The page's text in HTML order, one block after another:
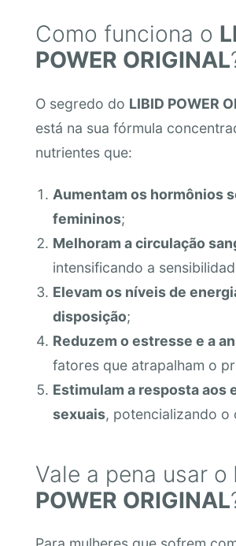
Como funciona o
POWER ORIGINAL
O segredo do LIBID POWER
está na sua fórmula
nutrientes que:
Aumentam os hormônios
femininos;
Melhoram a circulação
intensificando a
Elevam os níveis de
disposição;
Reduzem o estresse e a
fatores que atrapalham o
Estimulam a resposta aos
sexuais, potencializando o
Vale a pena usar o
POWER ORIGINAL